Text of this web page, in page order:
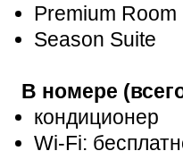
Premium Room
Season Suite
В номере
кондиционер
Wi-Fi: